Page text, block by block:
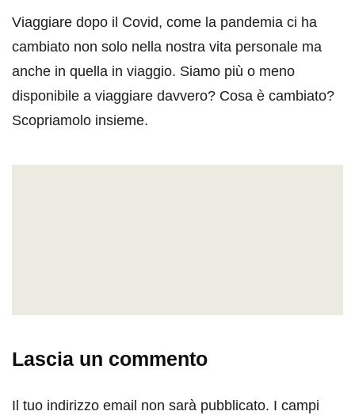
Viaggiare dopo il Covid, come la pandemia ci ha
cambiato non solo nella nostra vita personale ma
anche in quella in viaggio. Siamo più o meno
disponibile a viaggiare davvero? Cosa è cambiato?
Scopriamolo insieme.
Lascia un commento
Il tuo indirizzo email non sarà pubblicato. I campi